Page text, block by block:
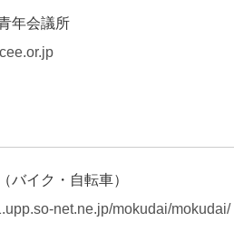
年会議所
バイク・自転車）
net.ne.jp/mokudai/mokudai/